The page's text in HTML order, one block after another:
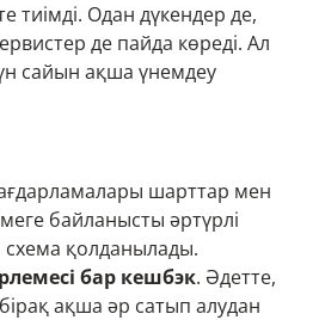
тиімді. Одан дүкендер де,
де пайда көреді. Ал
сайын ақша үнемдеу
шарттар мен
байланысты әртүрлі
схема қолданылады.
бар кешбэк. Әдетте,
ақша әр сатып алудан